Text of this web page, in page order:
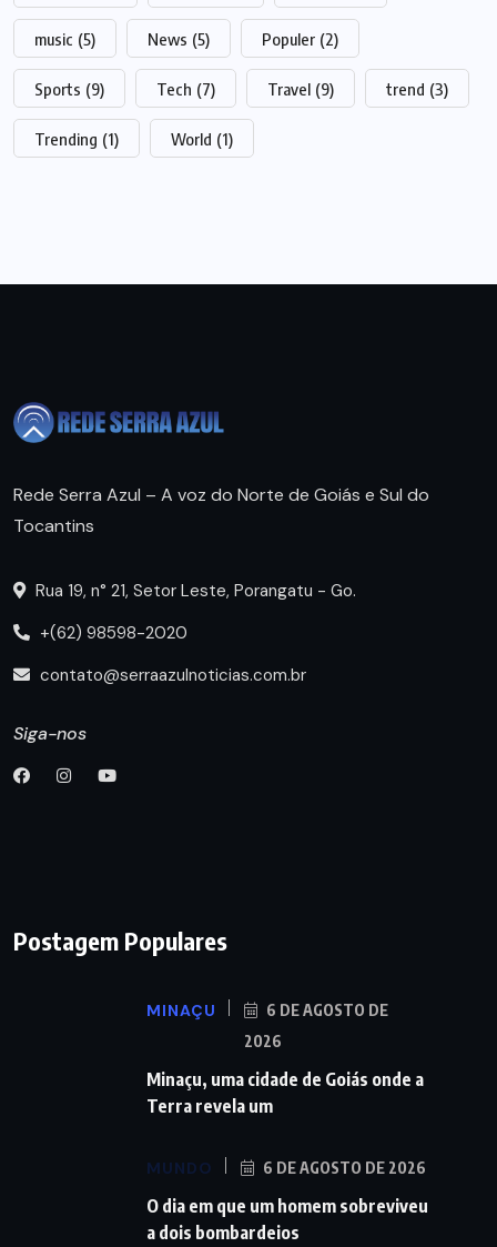
music (5) News (5) Populer (2)
Sports (9) Tech (7) Travel (9) trend (3)
Trending (1) World (1)
Rede Serra Azul – A voz do Norte de Goiás e Sul do
Tocantins
Rua 19, n° 21, Setor Leste, Porangatu - Go.
+(62) 98598-2020
contato@serraazulnoticias.com.br
Siga-nos
Postagem Populares
MINAÇU
6 DE AGOSTO DE
2026
Minaçu, uma cidade de Goiás onde a
Terra revela um
MUNDO 6 DE AGOSTO DE 2026
O dia em que um homem sobreviveu
a dois bombardeios